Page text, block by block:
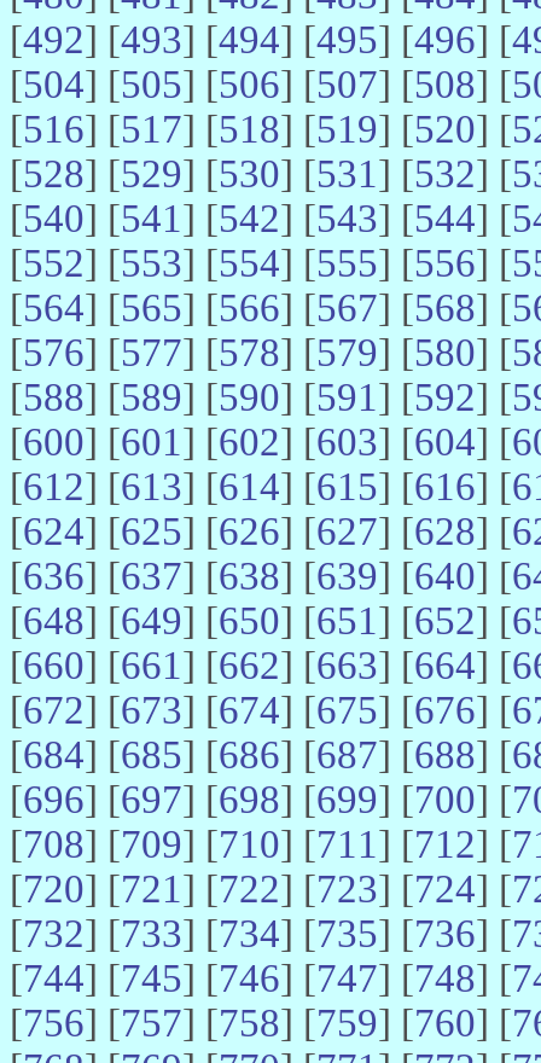
[492] [493] [494] [495] [496] [
[504] [505] [506] [507] [508] [
[516] [517] [518] [519] [520] [
[528] [529] [530] [531] [532] [
[540] [541] [542] [543] [544] [
[552] [553] [554] [555] [556] [
[564] [565] [566] [567] [568] [
[576] [577] [578] [579] [580] [
[588] [589] [590] [591] [592] [
[600] [601] [602] [603] [604] [
[612] [613] [614] [615] [616] [
[624] [625] [626] [627] [628] [
[636] [637] [638] [639] [640] [
[648] [649] [650] [651] [652] [
[660] [661] [662] [663] [664] [
[672] [673] [674] [675] [676] [
[684] [685] [686] [687] [688] [
[696] [697] [698] [699] [700] [
[708] [709] [710] [711] [712] [
[720] [721] [722] [723] [724] [
[732] [733] [734] [735] [736] [
[744] [745] [746] [747] [748] [
[756] [757] [758] [759] [760] [